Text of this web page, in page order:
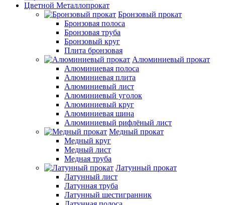
Цветной Металлопрокат
Бронзовый прокат
Бронзовая полоса
Бронзовая труба
Бронзовый круг
Плита бронзовая
Алюминиевый прокат
Алюминиевая полоса
Алюминиевая плита
Алюминиевый лист
Алюминиевый уголок
Алюминиевый круг
Алюминиевая шина
Алюминиевый рифлёный лист
Медный прокат
Медный круг
Медный лист
Медная труба
Латунный прокат
Латунный лист
Латунная труба
Латунный шестигранник